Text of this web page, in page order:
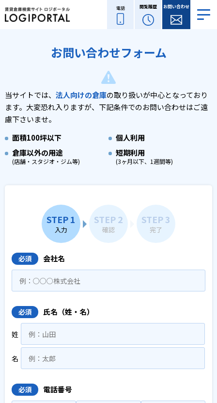
電話 閲覧履歴 お問い合わせ
お問い合わせフォーム
当サイトでは、 法人向けの倉庫の取り扱いが中心となっており
ます。 大変恐れ入りますが、下記条件でのお問い合わせはご遠
慮下さいませ。
面積100坪以下
個人利用
倉庫以外の用途
(店舗・スタジオ・ジム等)
短期利用
(3ヶ月以下、1週間等)
STEP 1
入力
STEP 2
確認
STEP 3
完了
必須 会社名
必須 氏名（姓・名）
姓
名
必須 電話番号